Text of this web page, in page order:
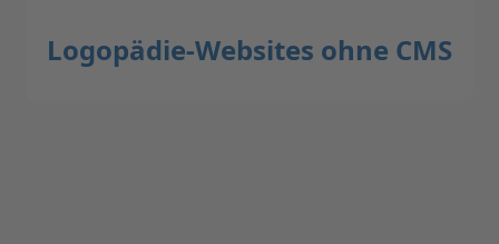
Logopädie-Websites ohne CMS